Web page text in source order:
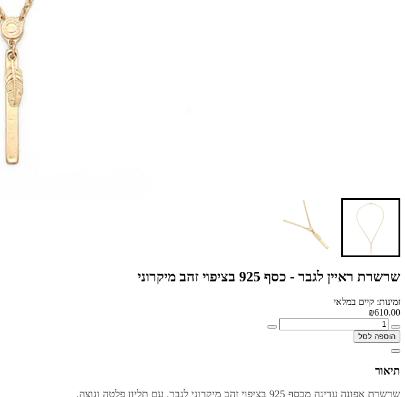
שרשרת ראיין לגבר - כסף 925 בציפוי זהב מיקרוני
זמינות: קיים במלאי
₪610.00
הוספה לסל
תיאור
שרשרת אפונה עדינה מכסף 925 בציפוי זהב מיקרוני לגבר, עם תליון פלטה ונוצה.